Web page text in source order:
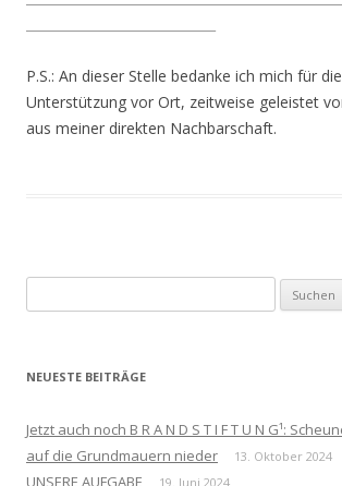
P.S.: An dieser Stelle bedanke ich mich für
Unterstützung vor Ort, zeitweise geleistet
aus meiner direkten Nachbarschaft.
nach:
NEUESTE BEITRÄGE
Jetzt auch noch B R A N D S T I F T U N G¹:
auf die Grundmauern nieder
13. Oktober 2024
19. Juni 2024